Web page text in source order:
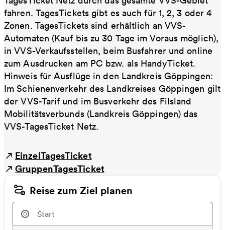
fahren. TagesTickets gibt es auch für 1, 2, 3 oder 4
Zonen. TagesTickets sind erhältlich an VVS-
Automaten (Kauf bis zu 30 Tage im Voraus möglich),
in VVS-Verkaufsstellen, beim Busfahrer und online
zum Ausdrucken am PC bzw. als HandyTicket.
Hinweis für Ausflüge in den Landkreis Göppingen:
Im Schienenverkehr des Landkreises Göppingen gilt
der VVS-Tarif und im Busverkehr des Filsland
Mobilitätsverbunds (Landkreis Göppingen) das
VVS-TagesTicket Netz.
EinzelTagesTicket
GruppenTagesTicket
Reise zum Ziel planen